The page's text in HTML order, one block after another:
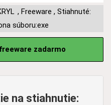
, Freeware , Stiahnuté:
súboru:exe
zadarmo
na stiahnutie: